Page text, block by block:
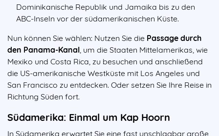
Dominikanische Republik und Jamaika bis zu den
ABC-Inseln vor der südamerikanischen Küste.
Nun können Sie wählen: Nutzen Sie die Passage durch
den Panama-Kanal , um die Staaten Mittelamerikas, wie
Mexiko und Costa Rica, zu besuchen und anschließend
die US-amerikanische Westküste mit Los Angeles und
San Francisco zu entdecken. Oder setzen Sie Ihre Reise in
Richtung Süden fort.
Südamerika: Einmal um Kap Hoorn
In Südamerika erwartet Sie eine fast unschlagbar große